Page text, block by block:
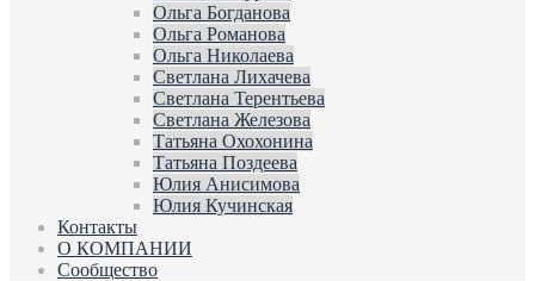
Ольга Богданова
Ольга Романова
Ольга Николаева
Светлана Лихачева
Светлана Терентьева
Светлана Железова
Татьяна Охохонина
Татьяна Поздеева
Юлия Анисимова
Юлия Кучинская
Контакты
О КОМПАНИИ
Сообщество